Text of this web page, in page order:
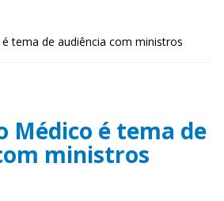
tema de audiência com ministros
Médico é tema de
ministros